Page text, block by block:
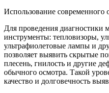
Использование современного
Для проведения диагностики
инструменты: тепловизоры,
ультрафиолетовые лампы и
позволяет выявить скрытые
плесень, гнилость и другие
обычного осмотра. Такой
качество и долговечность